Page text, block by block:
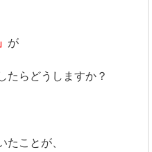
が
たらどうしますか？
ことが、